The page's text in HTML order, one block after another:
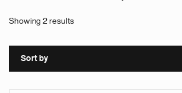
Showing 2 results
Sort by